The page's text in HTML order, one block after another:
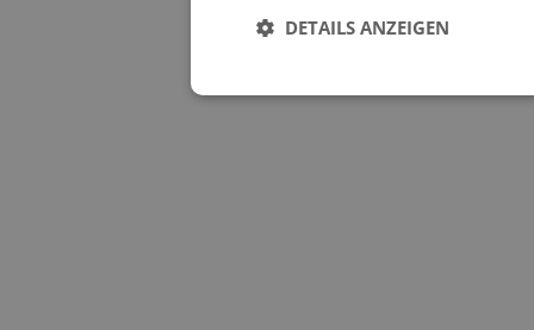
DETAILS ANZEIGEN